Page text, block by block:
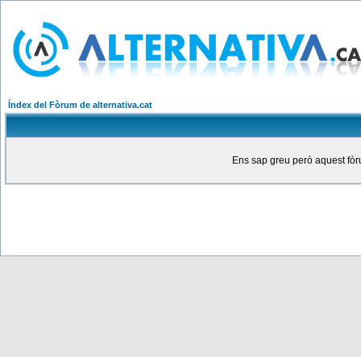
Índex del Fòrum de alternativa.cat
Ens sap greu però aquest